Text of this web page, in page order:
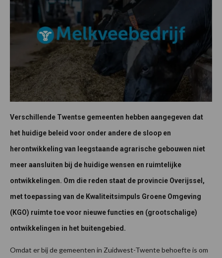
Verschillende Twentse gemeenten hebben aangegeven dat
het huidige beleid voor onder andere de sloop en
herontwikkeling van leegstaande agrarische gebouwen niet
meer aansluiten bij de huidige wensen en ruimtelijke
ontwikkelingen. Om die reden staat de provincie Overijssel,
met toepassing van de Kwaliteitsimpuls Groene Omgeving
(KGO) ruimte toe voor nieuwe functies en (grootschalige)
ontwikkelingen in het buitengebied.
Omdat er bij de gemeenten in Zuidwest-Twente behoefte is om